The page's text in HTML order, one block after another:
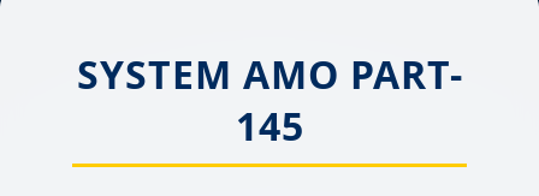
SYSTEM AMO PART-
145